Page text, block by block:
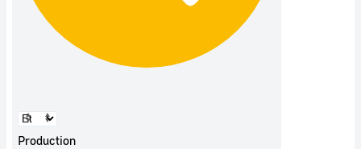
Production